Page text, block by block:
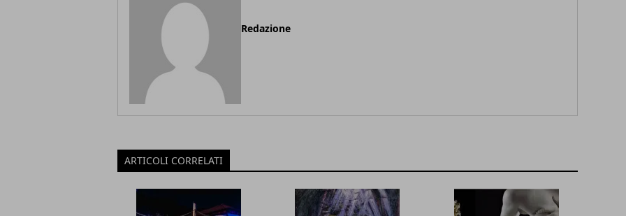
Redazione
ARTICOLI CORRELATI